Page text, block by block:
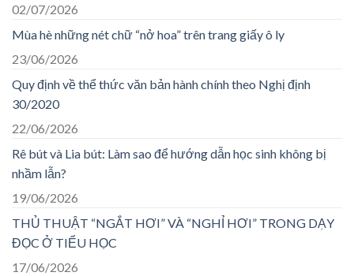
02/07/2026
Mùa hè những nét chữ “nở hoa” trên trang giấy ô ly
23/06/2026
Quy định về thể thức văn bản hành chính theo Nghị định
30/2020
22/06/2026
Rê bút và Lia bút: Làm sao để hướng dẫn học sinh không bị
nhầm lẫn?
19/06/2026
THỦ THUẬT “NGẮT HƠI” VÀ “NGHỈ HƠI” TRONG DẠY
ĐỌC Ở TIỂU HỌC
17/06/2026